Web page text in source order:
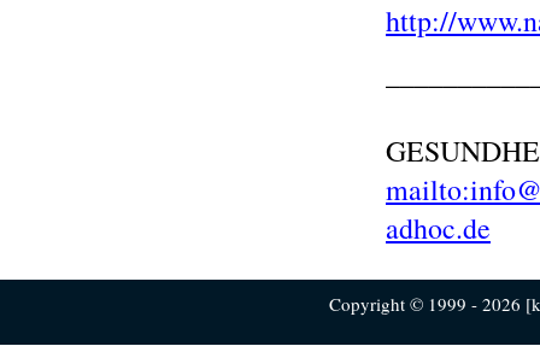
http://
adhoc.de
Copyright © 1999 - 2026